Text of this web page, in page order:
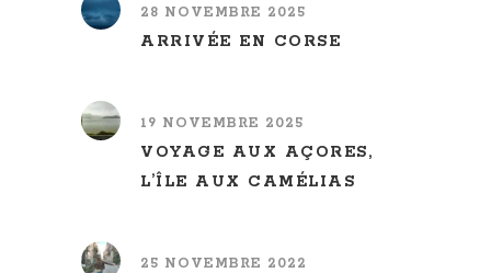
28 NOVEMBRE 2025
ARRIVÉE EN CORSE
19 NOVEMBRE 2025
VOYAGE AUX AÇORES,
L’ÎLE AUX CAMÉLIAS
25 NOVEMBRE 2022